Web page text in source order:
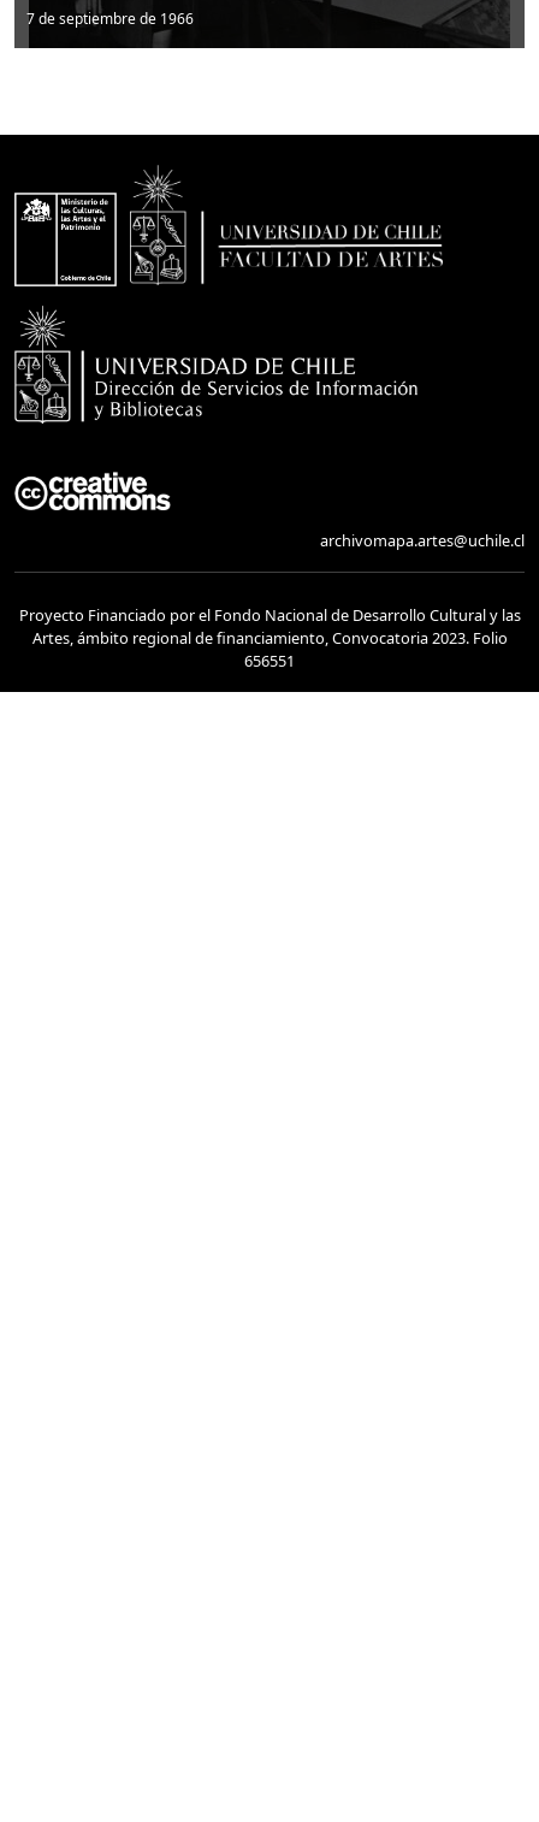
7 de septiembre de 1966
archivomapa.artes@uchile.cl
Proyecto Financiado por el Fondo Nacional de Desarrollo Cultural y las
Artes, ámbito regional de financiamiento, Convocatoria 2023. Folio
656551